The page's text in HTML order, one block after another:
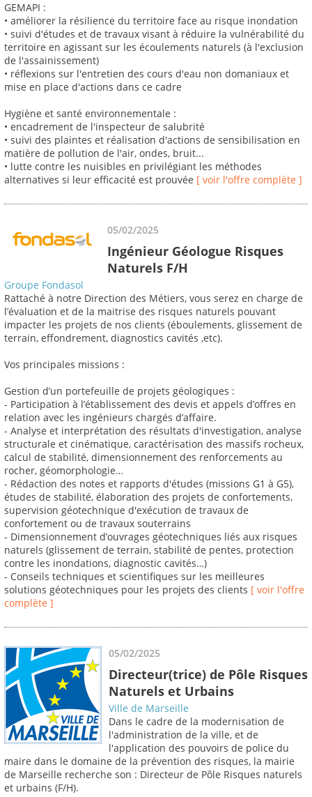
GEMAPI :
• améliorer la résilience du territoire face au risque inondation
• suivi d'études et de travaux visant à réduire la vulnérabilité du
territoire en agissant sur les écoulements naturels (à l'exclusion
de l'assainissement)
• réflexions sur l'entretien des cours d'eau non domaniaux et
mise en place d'actions dans ce cadre
Hygiène et santé environnementale :
• encadrement de l'inspecteur de salubrité
• suivi des plaintes et réalisation d'actions de sensibilisation en
matière de pollution de l'air, ondes, bruit...
• lutte contre les nuisibles en privilégiant les méthodes
alternatives si leur efficacité est prouvée [ voir l'offre complète ]
05/02/2025
Ingénieur Géologue Risques
Naturels F/H
Groupe Fondasol
Rattaché à notre Direction des Métiers, vous serez en charge de
l’évaluation et de la maitrise des risques naturels pouvant
impacter les projets de nos clients (éboulements, glissement de
terrain, effondrement, diagnostics cavités ,etc).
Vos principales missions :
Gestion d’un portefeuille de projets géologiques :
- Participation à l’établissement des devis et appels d’offres en
relation avec les ingénieurs chargés d’affaire.
- Analyse et interprétation des résultats d'investigation, analyse
structurale et cinématique, caractérisation des massifs rocheux,
calcul de stabilité, dimensionnement des renforcements au
rocher, géomorphologie…
- Rédaction des notes et rapports d'études (missions G1 à G5),
études de stabilité, élaboration des projets de confortements,
supervision géotechnique d'exécution de travaux de
confortement ou de travaux souterrains
- Dimensionnement d’ouvrages géotechniques liés aux risques
naturels (glissement de terrain, stabilité de pentes, protection
contre les inondations, diagnostic cavités…)
- Conseils techniques et scientifiques sur les meilleures
solutions géotechniques pour les projets des clients [ voir l'offre
complète ]
05/02/2025
Directeur(trice) de Pôle Risques
Naturels et Urbains
Ville de Marseille
Dans le cadre de la modernisation de
l'administration de la ville, et de
l'application des pouvoirs de police du
maire dans le domaine de la prévention des risques, la mairie
de Marseille recherche son : Directeur de Pôle Risques naturels
et urbains (F/H).